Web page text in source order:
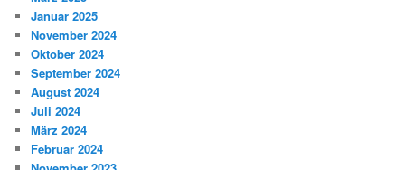
Januar 2025
November 2024
Oktober 2024
September 2024
August 2024
Juli 2024
März 2024
Februar 2024